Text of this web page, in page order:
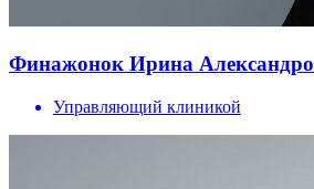
Финажонок Ирина
Управляющий клиникой